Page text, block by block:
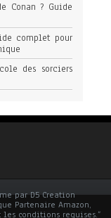
Conan ? Guide
complet pour
des sorciers
par D5 Creation
Partenaire Amazon,
conditions requises.”